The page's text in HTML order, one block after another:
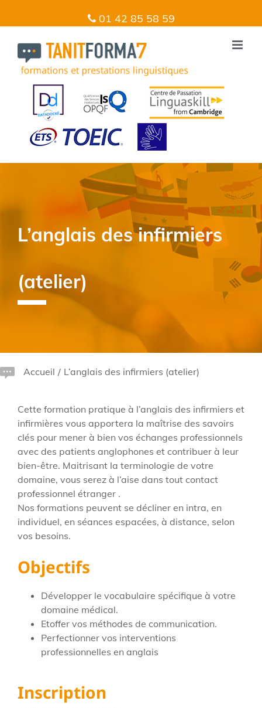
01 42 85 58 59
L’anglais des infirmiers
(atelier)
Accueil / L’anglais des infirmiers (atelier)
Cette formation pratique à l’anglais des infirmiers et
infirmières vous apportera la maîtrise des savoirs
clés pour mener à bien vos échanges professionnels
avec des patients anglophones et contribuer à leur
bien-être. Maitrisant la terminologie de votre
domaine, vous serez à l’aise dans tout contact
professionnel étranger .
Nos formations peuvent se décliner en intra, en
individuel, en séances espacées, à distance, selon
vos besoins.
Objectifs
Développer le vocabulaire spécifique à votre
domaine médical.
Etoffer vos méthodes de communication.
Perfectionner vos interventions
professionnelles en anglais
Inscription